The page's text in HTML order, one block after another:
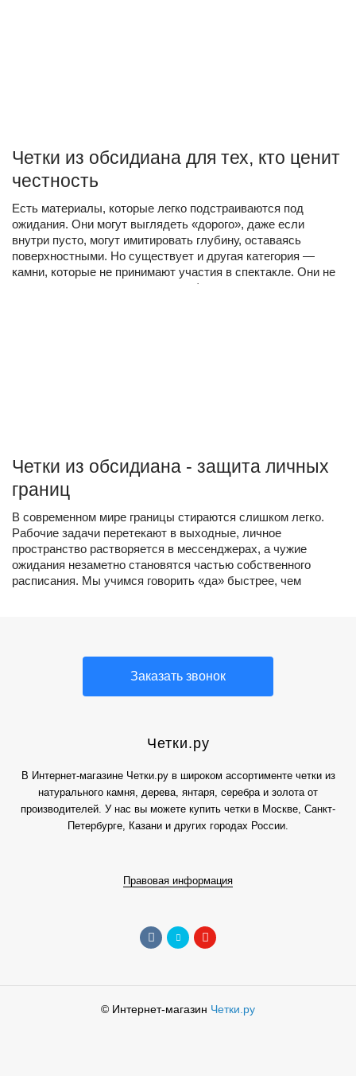
Четки из обсидиана для тех, кто ценит
честность
Есть материалы, которые легко подстраиваются под
ожидания. Они могут выглядеть «дорого», даже если
внутри пусто, могут имитировать глубину, оставаясь
поверхностными. Но существует и другая категория —
камни, которые не принимают участия в спектакле. Они не
умеют притворяться и не терпят фальши
Четки из обсидиана - защита личных
границ
В современном мире границы стираются слишком легко.
Рабочие задачи перетекают в выходные, личное
пространство растворяется в мессенджерах, а чужие
ожидания незаметно становятся частью собственного
расписания. Мы учимся говорить «да» быстрее, чем
Заказать звонок
Четки.ру
В Интернет-магазине Четки.ру в широком ассортименте четки из
натурального камня, дерева, янтаря, серебра и золота от
производителей. У нас вы можете купить четки в Москве, Санкт-
Петербурге, Казани и других городах России.
Правовая информация
© Интернет-магазин Четки.ру